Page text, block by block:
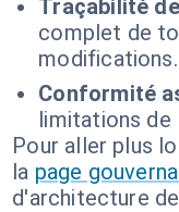
Traçabilité
complet de
modifications.
Conformité
limitations de
Pour aller plus
la page
d'architecture